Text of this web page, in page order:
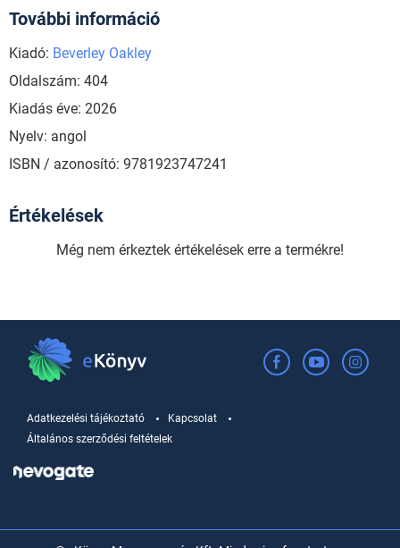
További információ
Kiadó: Beverley Oakley
Oldalszám: 404
Kiadás éve: 2026
Nyelv: angol
ISBN / azonosító: 9781923747241
Értékelések
Még nem érkeztek értékelések erre a termékre!
Adatkezelési tájékoztató
Kapcsolat
Általános szerződési feltételek